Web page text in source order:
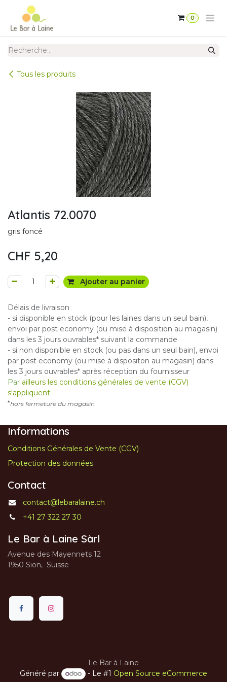
Se rendre au contenu
0
Tous les produits
Atlantis 72.0070
gris foncé
CHF 5,20
Ajouter au panier
Délais de livraison
- si disponible en stock (pour les laines dans un seul bain),
envoi par post economy (ou mise à disposition au magasin)
dans les 3 jours ouvrables* suivant la commande
- si non disponible en stock (ou pas dans un seul bain), envoi
par post economy (ou mise à dispositon au magasin) dans
les 3 jours ouvrables* après réception du fournisseur
Par ailleurs les conditions générales de vente (CGV)
s'appliquent
*hors fermeture du magasin
Informations
Conditions Générales de Vente (CGV)
Protection des données
Contact
contact@lebaralaine.ch
+41 27 322 27 30
Le Bar à Laine Sàrl
Avenue des Mayennets 12
1950 Sion, Suisse
Le Bar à Laine
Généré par
- Le #1 Open Source eCommerce